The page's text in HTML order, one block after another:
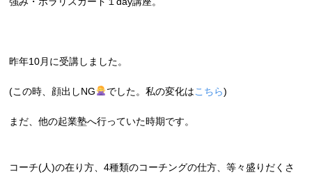
昨年10月に受講しました。
(この時、顔出しNG でした。私の変化はこちら)
まだ、他の起業塾へ行っていた時期です。
コーチ(人)の在り方、4種類のコーチングの仕方、等々盛りだくさ